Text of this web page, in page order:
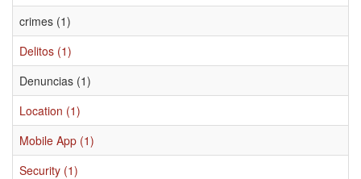
crimes (1)
Delitos (1)
Denuncias (1)
Location (1)
Mobile App (1)
Security (1)